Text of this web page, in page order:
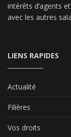
intérêts d’agents
avec les autres
LIENS RAPIDES
Actualité
Filières
Vos droits